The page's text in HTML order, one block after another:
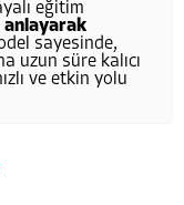
eğitim
anlayarak
sayesinde,
uzun süre kalıcı
ve etkin yolu